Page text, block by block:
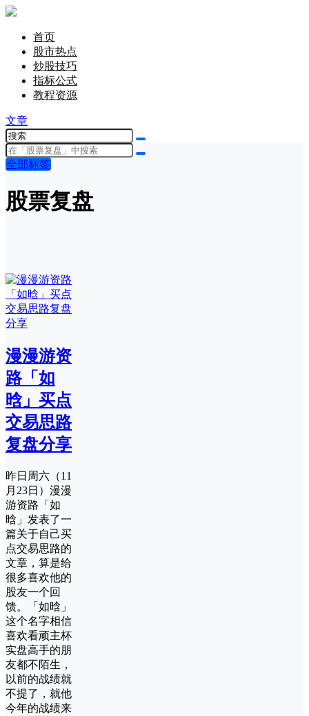
首页
股市热点
炒股技巧
指标公式
教程资源
文章
全部标签
股票复盘
漫漫游资
路「如
晗」买点
交易思路
复盘分享
昨日周六（11
月23日）漫漫
游资路「如
晗」发表了一
篇关于自己买
点交易思路的
文章，算是给
很多喜欢他的
股友一个回
馈。「如晗」
这个名字相信
喜欢看顽主杯
实盘高手的朋
友都不陌生，
以前的战绩就
不提了，就他
今年的战绩来